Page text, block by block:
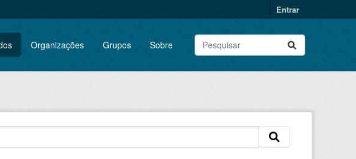
Entrar
Organizações Grupos Sobre